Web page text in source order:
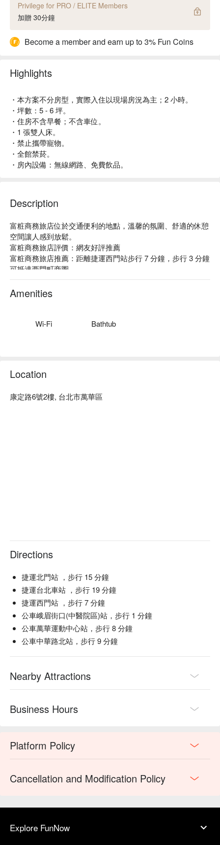
Privilege for PRO / ELITE Members
加贈 30分鐘
Become a member and earn up to 3% Fun Coins
Highlights
・本方案不分房型，實際入住以現場房況為主；2 小時。
・坪數：5 - 6 坪。
・住房不含早餐；不含車位。
・1 張雙人床。
・禁止攜帶寵物。
・全館禁菸。
・房內設備：無線網路、免費飲品。
Description
富粧商務旅店位於交通便利的地點，溫馨的氛圍、舒適的休憩
空間讓人感到放鬆。
富粧商務旅店評價：網友好評推薦
富粧商務旅店推薦：距離捷運西門站步行 7 分鐘，步行 3 分鐘
可抵達西門町商圈
富粧商務旅店優惠、富粧商務旅店住宿方案、富粧商務旅店休
息方案立刻查看⬇︎
Amenities
Wi-Fi Bathtub
Location
康定路6號2樓, 台北市萬華區
Directions
捷運北門站 ，步行 15 分鐘
捷運台北車站 ，步行 19 分鐘
捷運西門站 ，步行 7 分鐘
公車峨眉街口(中醫院區)站，步行 1 分鐘
公車萬華運動中心站，步行 8 分鐘
公車中華路北站，步行 9 分鐘
Nearby Attractions
Business Hours
Platform Policy
Cancellation and Modification Policy
Explore FunNow